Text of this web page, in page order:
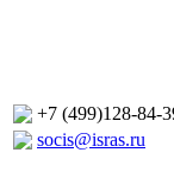
+7 (499)128-84-
socis@isras.ru